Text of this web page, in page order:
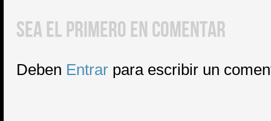
SEA EL PRIMERO EN COMENTAR
Deben Entrar para escribir un